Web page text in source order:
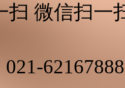
微信扫一
021-62167888